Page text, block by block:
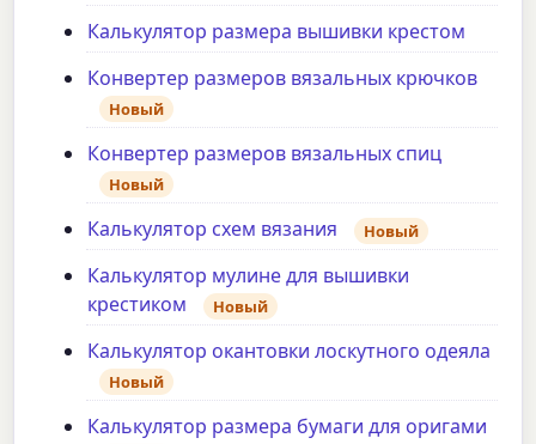
Калькулятор размера вышивки крестом
Конвертер размеров вязальных крючков
Новый
Конвертер размеров вязальных спиц
Новый
Калькулятор схем вязания Новый
Калькулятор мулине для вышивки
крестиком
Новый
Калькулятор окантовки лоскутного одеяла
Новый
Калькулятор размера бумаги для оригами